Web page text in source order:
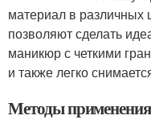
материал в различных
позволяют сделать
маникюр с четкими
и также легко
Методы применения